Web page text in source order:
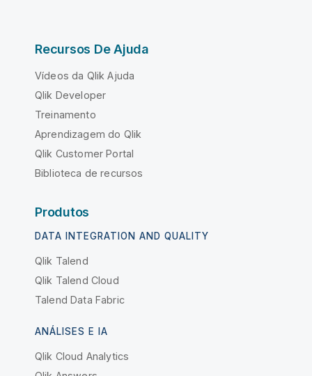
Recursos De Ajuda
Vídeos da Qlik Ajuda
Qlik Developer
Treinamento
Aprendizagem do Qlik
Qlik Customer Portal
Biblioteca de recursos
Produtos
DATA INTEGRATION AND QUALITY
Qlik Talend
Qlik Talend Cloud
Talend Data Fabric
ANÁLISES E IA
Qlik Cloud Analytics